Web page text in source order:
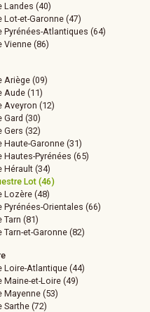
Landes (40)
Lot-et-Garonne (47)
Pyrénées-Atlantiques (64)
Vienne (86)
Ariège (09)
Aude (11)
Aveyron (12)
Gard (30)
Gers (32)
Haute-Garonne (31)
Hautes-Pyrénées (65)
Hérault (34)
Lot (46)
Lozère (48)
Pyrénées-Orientales (66)
Tarn (81)
Tarn-et-Garonne (82)
Loire-Atlantique (44)
Maine-et-Loire (49)
Mayenne (53)
Sarthe (72)